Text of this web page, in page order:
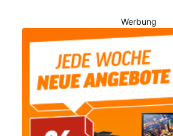
Werbung